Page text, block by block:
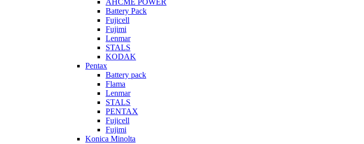
AHCME POWER
Battery Pack
Fujicell
Fujimi
Lenmar
STALS
KODAK
Pentax
Battery pack
Flama
Lenmar
STALS
PENTAX
Fujicell
Fujimi
Konica Minolta